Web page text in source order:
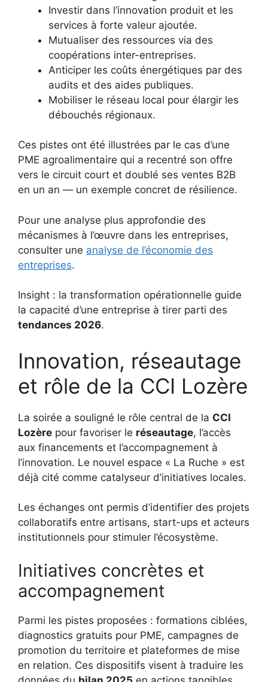
Investir dans l’innovation produit et les
services à forte valeur ajoutée.
Mutualiser des ressources via des
coopérations inter-entreprises.
Anticiper les coûts énergétiques par des
audits et des aides publiques.
Mobiliser le réseau local pour élargir les
débouchés régionaux.
Ces pistes ont été illustrées par le cas d’une
PME agroalimentaire qui a recentré son offre
vers le circuit court et doublé ses ventes B2B
en un an — un exemple concret de résilience.
Pour une analyse plus approfondie des
mécanismes à l’œuvre dans les entreprises,
consulter une analyse de l’économie des
entreprises.
Insight : la transformation opérationnelle guide
la capacité d’une entreprise à tirer parti des
tendances 2026.
Innovation, réseautage
et rôle de la CCI Lozère
La soirée a souligné le rôle central de la CCI
Lozère pour favoriser le réseautage, l’accès
aux financements et l’accompagnement à
l’innovation. Le nouvel espace « La Ruche » est
déjà cité comme catalyseur d’initiatives locales.
Les échanges ont permis d’identifier des projets
collaboratifs entre artisans, start-ups et acteurs
institutionnels pour stimuler l’écosystème.
Initiatives concrètes et
accompagnement
Parmi les pistes proposées : formations ciblées,
diagnostics gratuits pour PME, campagnes de
promotion du territoire et plateformes de mise
en relation. Ces dispositifs visent à traduire les